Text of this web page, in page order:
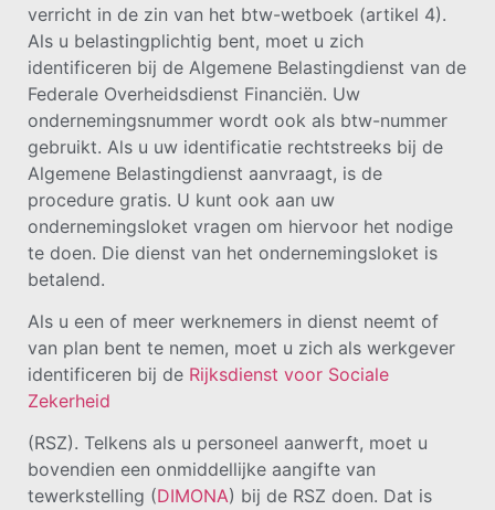
verricht in de zin van het btw-wetboek (artikel 4).
Als u belastingplichtig bent, moet u zich
identificeren bij de Algemene Belastingdienst van de
Federale Overheidsdienst Financiën. Uw
ondernemingsnummer wordt ook als btw-nummer
gebruikt. Als u uw identificatie rechtstreeks bij de
Algemene Belastingdienst aanvraagt, is de
procedure gratis. U kunt ook aan uw
ondernemingsloket vragen om hiervoor het nodige
te doen. Die dienst van het ondernemingsloket is
betalend.
Als u een of meer werknemers in dienst neemt of
van plan bent te nemen, moet u zich als werkgever
identificeren bij de Rijksdienst voor Sociale
Zekerheid
(RSZ). Telkens als u personeel aanwerft, moet u
bovendien een onmiddellijke aangifte van
tewerkstelling (DIMONA) bij de RSZ doen. Dat is